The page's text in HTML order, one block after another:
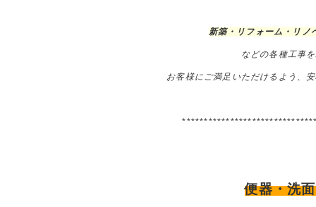
新築・リフォーム・リノ
などの各種工事
お客様にご満足いただけるよう、
便器・洗